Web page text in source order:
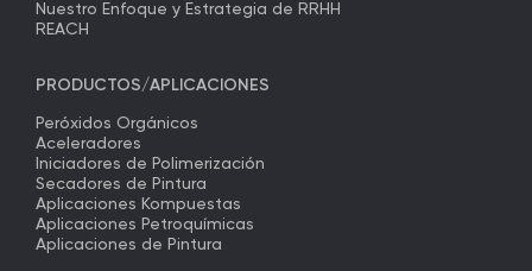
Nuestro Enfoque y Estrategia de RRHH
REACH
PRODUCTOS/APLICACIONES
Peróxidos Orgánicos
Aceleradores
Iniciadores de Polimerización
Secadores de Pintura
Aplicaciones Kompuestas
Aplicaciones Petroquímicas
Aplicaciones de Pintura